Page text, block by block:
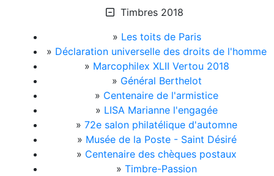
Timbres 2018
» Les toits de Paris
» Déclaration universelle des droits de l'homme
» Marcophilex XLII Vertou 2018
» Général Berthelot
» Centenaire de l'armistice
» LISA Marianne l'engagée
» 72e salon philatélique d'automne
» Musée de la Poste - Saint Désiré
» Centenaire des chèques postaux
» Timbre-Passion